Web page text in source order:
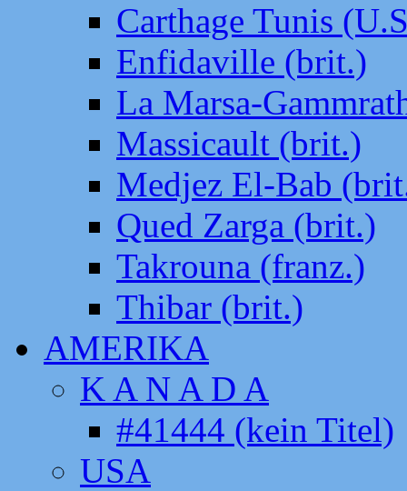
Carthage Tunis
Enfidaville (brit.)
La Marsa-
Massicault (brit.)
Medjez El-Bab
Qued Zarga (brit.)
Takrouna (franz.)
Thibar (brit.)
AMERIKA
K A N A D A
#41444 (kein Titel)
USA